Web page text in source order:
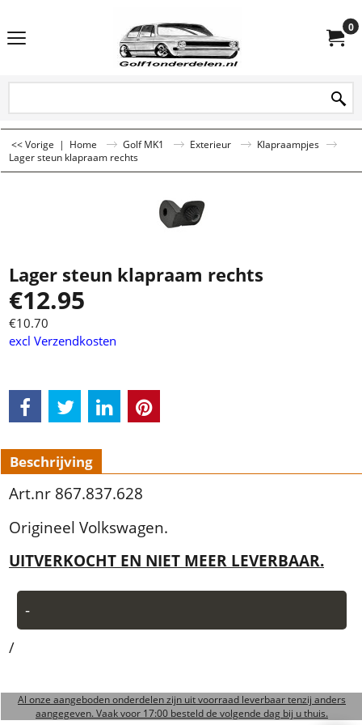
0
<< Vorige | Home Golf MK1 Exterieur
Klapraampjes
Lager steun klapraam rechts
Lager steun klapraam rechts
€12.95
€10.70
excl Verzendkosten
Beschrijving
Art.nr 867.837.628
Origineel Volkswagen.
UITVERKOCHT EN NIET MEER LEVERBAAR.
-
/
Al onze aangeboden onderdelen zijn uit voorraad leverbaar tenzij anders
aangegeven. Vaak voor 17:00 besteld de volgende dag bij u thuis.